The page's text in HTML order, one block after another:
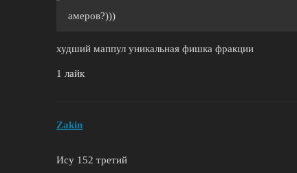
амеров?)))
худший маппул уникальная фишка фракции
1 лайк
Zakin
Ису 152 третий